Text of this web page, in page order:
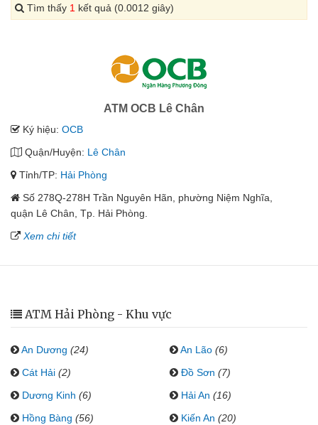
Tìm thấy 1 kết quả (0.0012 giây)
ATM OCB Lê Chân
Ký hiệu: OCB
Quận/Huyện: Lê Chân
Tỉnh/TP: Hải Phòng
Số 278Q-278H Trần Nguyên Hãn, phường Niệm Nghĩa,
quận Lê Chân, Tp. Hải Phòng.
Xem chi tiết
ATM Hải Phòng - Khu vực
An Dương (24) An Lão (6)
Cát Hải (2) Đồ Sơn (7)
Dương Kinh (6) Hải An (16)
Hồng Bàng (56) Kiến An (20)